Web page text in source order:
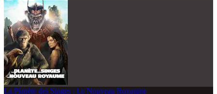
La Planète des Singes : Le Nouveau Royaume